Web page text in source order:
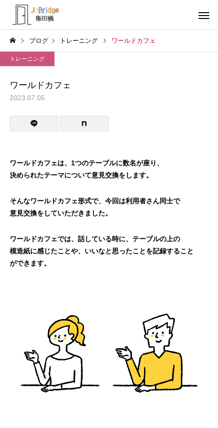
利用者の声
ブログ トレーニング ワールドカフェ
トレーニング
ワールドカフェ
2023.07.05
ワールドカフェは、1つのテーブルに数名が座り、
決められたテーマについて意見交換をします。
そんなワールドカフェ形式で、今回は利用者さん同士で
意見交換をしていただきました。
ワールドカフェでは、話している時に、テーブルの上の
模造紙に感じたことや、いいなと思ったことを記録すること
ができます。